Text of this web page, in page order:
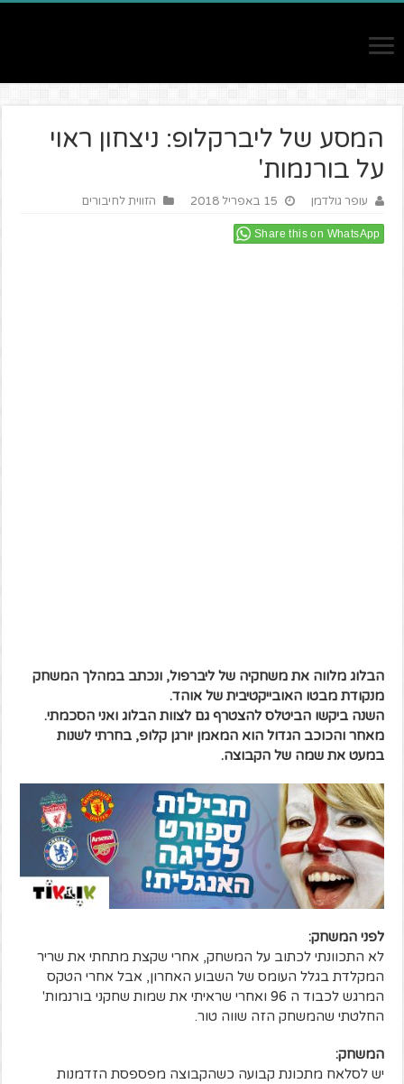
המסע של ליברקלופ: ניצחון ראוי
על בורנמות'
עופר גולדמן 15 באפריל 2018 הזווית לחיבורים
Share this on WhatsApp
הבלוג מלווה את משחקיה של ליברפול, ונכתב במהלך המשחק
מנקודת מבטו האובייקטיבית של אוהד.
השנה ביקשו הביטלס להצטרף גם לצוות הבלוג ואני הסכמתי.
מאחר והכוכב הגדול הוא המאמן יורגן קלופ, בחרתי לשנות
במעט את שמה של הקבוצה.
לפני המשחק:
לא התכוונתי לכתוב על המשחק, אחרי שקצת מתחתי את שריר
המקלדת בגלל העומס של השבוע האחרון, אבל אחרי הטקס
המרגש לכבוד ה 96 ואחרי שראיתי את שמות שחקני בורנמות'
החלטתי שהמשחק הזה שווה טור.
המשחק:
יש לסלאח מתכונת קבועה כשהקבוצה מפספסת הזדמנות